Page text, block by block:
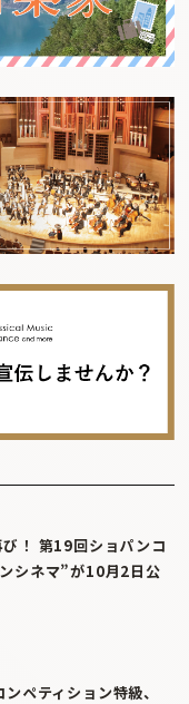
！ 第19回ショパンコ
シネマ”が10月2日公
ペティション特級、